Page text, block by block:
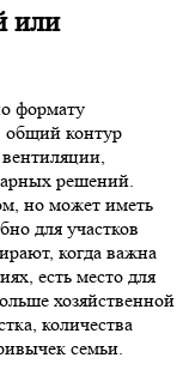
или
формату
общий контур
вентиляции,
решений.
но может иметь
для участков
когда важна
есть место для
хозяйственной
количества
семьи.